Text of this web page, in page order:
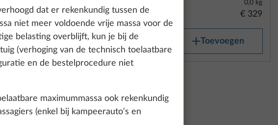
0,0 kg
€ 329
Toevoegen
dat er rekenkundig tussen de
niet meer voldoende vrije massa voor de
belasting overblijft, kun je bij de
(verhoging van de technisch toelaatbare
en de bestelprocedure niet
maximummassa ook rekenkundig
(enkel bij kampeerauto‘s en